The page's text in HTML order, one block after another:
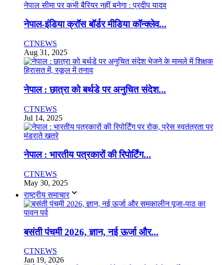
नेपाल-इंडिया क्रॉस बॉर्डर मीडिया कॉन्क्लेव...
CTNEWS
Aug 31, 2025
नेपाल : छात्रा को बर्थडे पर अनुचित संदेश...
CTNEWS
Jul 14, 2025
नेपाल : भारतीय पत्रकारों की रिपोर्टिंग...
CTNEWS
May 30, 2025
राष्ट्रीय समाचार
बसंती पंचमी 2026, ज्ञान, नई ऊर्जा और...
CTNEWS
Jan 19, 2026